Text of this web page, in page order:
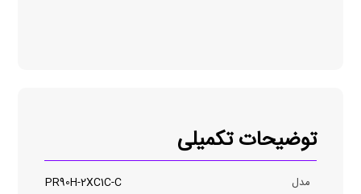
توضیحات تکمیلی
مدل PR90H-2XC1C-C